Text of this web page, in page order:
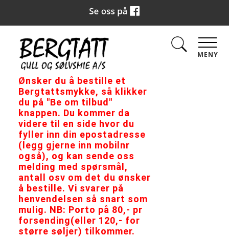
Ønsker du å bestille et
Bergtattsmykke, så klikker
du på "Be om tilbud"
knappen. Du kommer da
videre til en side hvor du
fyller inn din epostadresse
(legg gjerne inn mobilnr
også), og kan sende oss
melding med spørsmål,
antall osv om det du ønsker
å bestille. Vi svarer på
henvendelsen så snart som
mulig. NB: Porto på 80,- pr
forsending(eller 120,- for
større søljer) tilkommer.
MENY